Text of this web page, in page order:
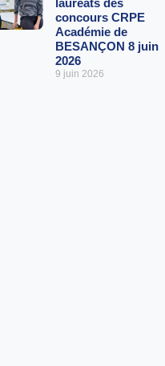
lauréats des
concours CRPE
Académie de
BESANÇON 8 juin
2026
9 juin 2026